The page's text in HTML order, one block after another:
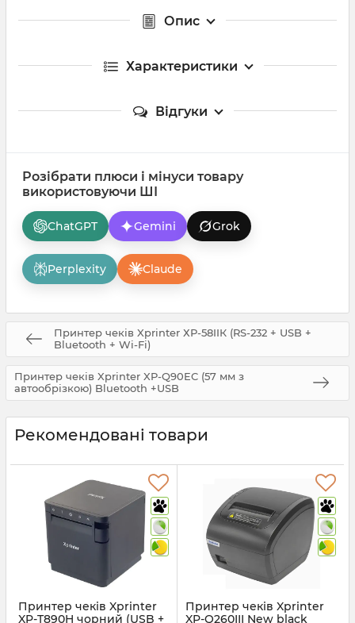
Опис
Характеристики
Відгуки
Розібрати плюси і мінуси товару
використовуючи ШІ
ChatGPT Gemini Grok
Perplexity Claude
Принтер чеків Xprinter ХР-58IIК (RS-232 + USB +
Bluetooth + Wi-Fi)
Принтер чеків Xprinter XP-Q90EC (57 мм з
автообрізкою) Bluetooth +USB
Рекомендовані товари
Принтер чеків Xprinter
XP-T890H чорний (USB +
Принтер чеків Xprinter
XP-Q260III New black